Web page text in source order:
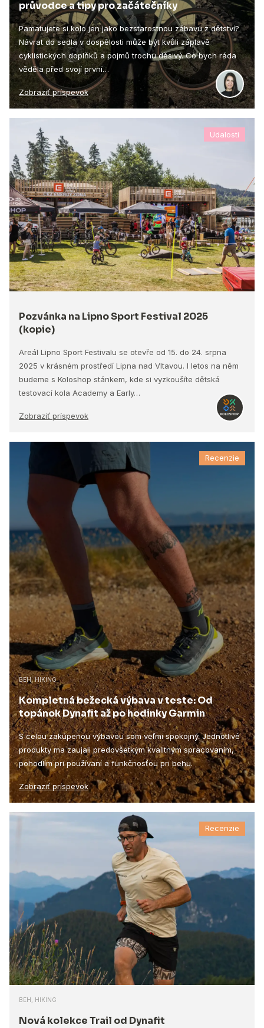
průvodce a tipy pro začátečníky
Pamatujete si kolo jen jako bezstarostnou zábavu z dětství?
Návrat do sedla v dospělosti může být kvůli záplavě
cyklistických doplňků a pojmů trochu děsivý. Co bych ráda
věděla před svojí první…
Zobraziť príspevok
Udalosti
Pozvánka na Lipno Sport Festival 2025
(kopie)
Areál Lipno Sport Festivalu se otevře od 15. do 24. srpna
2025 v krásném prostředí Lipna nad Vltavou. I letos na něm
budeme s Koloshop stánkem, kde si vyzkoušíte dětská
testovací kola Academy a Early…
Zobraziť príspevok
Recenzie
BEH, HIKING
Kompletná bežecká výbava v teste: Od
topánok Dynafit až po hodinky Garmin
S celou zakúpenou výbavou som veľmi spokojný. Jednotlivé
produkty ma zaujali predovšetkým kvalitným spracovaním,
pohodlím pri používaní a funkčnosťou pri behu.
Zobraziť príspevok
Recenzie
BEH, HIKING
Nová kolekce Trail od Dynafit